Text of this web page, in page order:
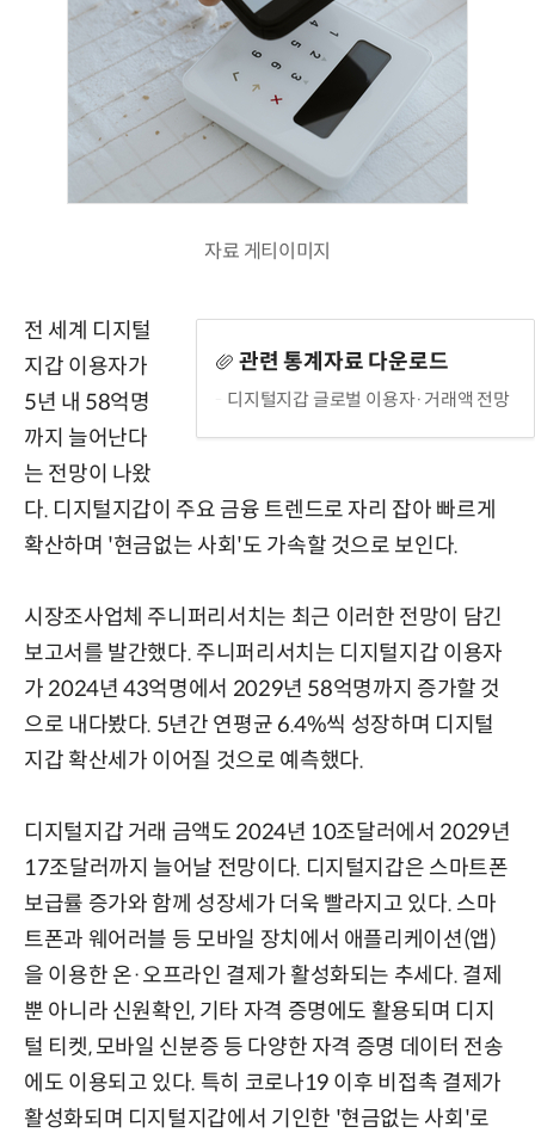
자료 게티이미지
관련 통계자료 다운로드
디지털지갑 글로벌 이용자·거래액 전망
전 세계 디지털
지갑 이용자가
5년 내 58억명
까지 늘어난다
는 전망이 나왔
다. 디지털지갑이 주요 금융 트렌드로 자리 잡아 빠르게
확산하며 '현금없는 사회'도 가속할 것으로 보인다.
시장조사업체 주니퍼리서치는 최근 이러한 전망이 담긴
보고서를 발간했다. 주니퍼리서치는 디지털지갑 이용자
가 2024년 43억명에서 2029년 58억명까지 증가할 것
으로 내다봤다. 5년간 연평균 6.4%씩 성장하며 디지털
지갑 확산세가 이어질 것으로 예측했다.
디지털지갑 거래 금액도 2024년 10조달러에서 2029년
17조달러까지 늘어날 전망이다. 디지털지갑은 스마트폰
보급률 증가와 함께 성장세가 더욱 빨라지고 있다. 스마
트폰과 웨어러블 등 모바일 장치에서 애플리케이션(앱)
을 이용한 온·오프라인 결제가 활성화되는 추세다. 결제
뿐 아니라 신원확인, 기타 자격 증명에도 활용되며 디지
털 티켓, 모바일 신분증 등 다양한 자격 증명 데이터 전송
에도 이용되고 있다. 특히 코로나19 이후 비접촉 결제가
활성화되며 디지털지갑에서 기인한 '현금없는 사회'로